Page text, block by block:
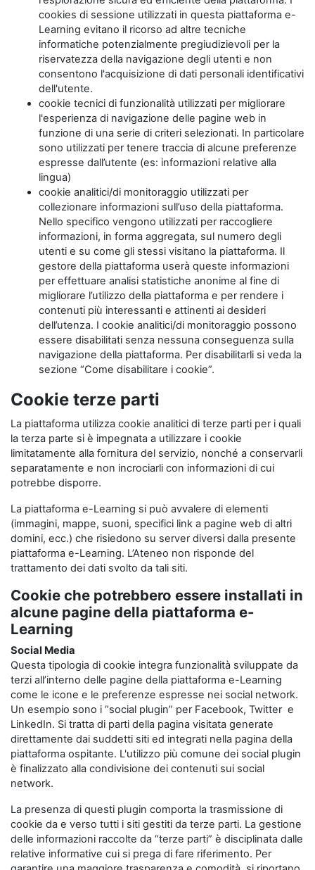
cookies di sessione utilizzati in questa piattaforma e-
Learning evitano il ricorso ad altre tecniche
informatiche potenzialmente pregiudizievoli per la
riservatezza della navigazione degli utenti e non
consentono l'acquisizione di dati personali identificativi
dell'utente.
cookie tecnici di funzionalità utilizzati per migliorare
l'esperienza di navigazione delle pagine web in
funzione di una serie di criteri selezionati. In particolare
sono utilizzati per tenere traccia di alcune preferenze
espresse dall’utente (es: informazioni relative alla
lingua)
cookie analitici/di monitoraggio utilizzati per
collezionare informazioni sull’uso della piattaforma.
Nello specifico vengono utilizzati per raccogliere
informazioni, in forma aggregata, sul numero degli
utenti e su come gli stessi visitano la piattaforma. Il
gestore della piattaforma userà queste informazioni
per effettuare analisi statistiche anonime al fine di
migliorare l’utilizzo della piattaforma e per rendere i
contenuti più interessanti e attinenti ai desideri
dell’utenza. I cookie analitici/di monitoraggio possono
essere disabilitati senza nessuna conseguenza sulla
navigazione della piattaforma. Per disabilitarli si veda la
sezione “Come disabilitare i cookie”.
Cookie terze parti
La piattaforma utilizza cookie analitici di terze parti per i quali
la terza parte si è impegnata a utilizzare i cookie
limitatamente alla fornitura del servizio, nonché a conservarli
separatamente e non incrociarli con informazioni di cui
potrebbe disporre.
La piattaforma e-Learning si può avvalere di elementi
(immagini, mappe, suoni, specifici link a pagine web di altri
domini, ecc.) che risiedono su server diversi dalla presente
piattaforma e-Learning. L’Ateneo non risponde del
trattamento dei dati svolto da tali siti.
Cookie che potrebbero essere installati in
alcune pagine della piattaforma e-
Learning
Social Media
Questa tipologia di cookie integra funzionalità sviluppate da
terzi all’interno delle pagine della piattaforma e-Learning
come le icone e le preferenze espresse nei social network.
Un esempio sono i “social plugin” per Facebook, Twitter e
LinkedIn. Si tratta di parti della pagina visitata generate
direttamente dai suddetti siti ed integrati nella pagina della
piattaforma ospitante. L'utilizzo più comune dei social plugin
è finalizzato alla condivisione dei contenuti sui social
network.
La presenza di questi plugin comporta la trasmissione di
cookie da e verso tutti i siti gestiti da terze parti. La gestione
delle informazioni raccolte da “terze parti” è disciplinata dalle
relative informative cui si prega di fare riferimento. Per